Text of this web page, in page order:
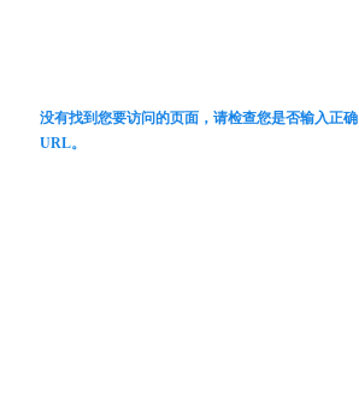
没有找到您要访问的页面，请检查您是否输入正确
URL。